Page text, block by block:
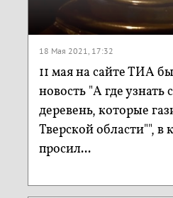
18 Мая 2021, 17:32
11 мая на сайте ТИА
новость "А где узнать
деревень, которые
Тверской области"", в
просил...